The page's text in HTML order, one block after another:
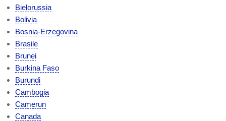
Bielorussia
Bolivia
Bosnia-Erzegovina
Brasile
Brunei
Burkina Faso
Burundi
Cambogia
Camerun
Canada